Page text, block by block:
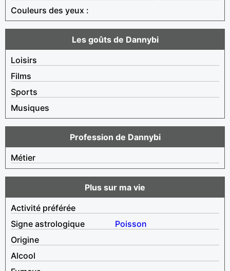
Couleurs des yeux :
Les goûts de Dannybi
Loisirs
Films
Sports
Musiques
Profession de Dannybi
Métier
Plus sur ma vie
Activité préférée
Signe astrologique
Poisson
Origine
Alcool